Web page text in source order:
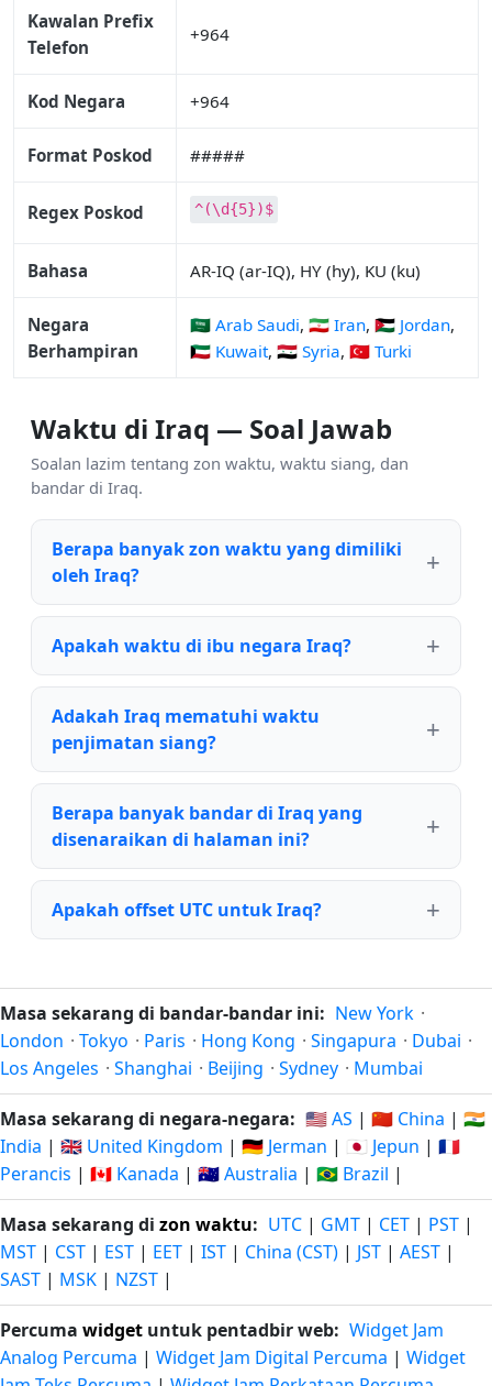
Kawalan Prefix
Telefon
+964
Kod Negara +964
Format Poskod #####
Regex Poskod ^(\d{5})$
Bahasa AR-IQ (ar-IQ), HY (hy), KU (ku)
Negara
Berhampiran
🇸🇦 Arab Saudi, 🇮🇷 Iran, 🇯🇴 Jordan,
🇰🇼 Kuwait, 🇸🇾 Syria, 🇹🇷 Turki
Waktu di Iraq — Soal Jawab
Soalan lazim tentang zon waktu, waktu siang, dan
bandar di Iraq.
Berapa banyak zon waktu yang dimiliki
oleh Iraq?
Apakah waktu di ibu negara Iraq?
Adakah Iraq mematuhi waktu
penjimatan siang?
Berapa banyak bandar di Iraq yang
disenaraikan di halaman ini?
Apakah offset UTC untuk Iraq?
Masa sekarang di bandar-bandar ini: New York ·
London · Tokyo · Paris · Hong Kong · Singapura · Dubai ·
Los Angeles · Shanghai · Beijing · Sydney · Mumbai
Masa sekarang di negara-negara: 🇺🇸 AS | 🇨🇳 China | 🇮🇳
India | 🇬🇧 United Kingdom | 🇩🇪 Jerman | 🇯🇵 Jepun | 🇫🇷
Perancis | 🇨🇦 Kanada | 🇦🇺 Australia | 🇧🇷 Brazil |
Masa sekarang di zon waktu: UTC | GMT | CET | PST |
MST | CST | EST | EET | IST | China (CST) | JST | AEST |
SAST | MSK | NZST |
Percuma widget untuk pentadbir web: Widget Jam
Analog Percuma | Widget Jam Digital Percuma | Widget